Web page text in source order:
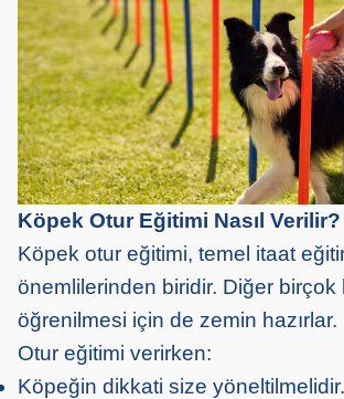
Köpek Otur Eğitimi Nasıl Verilir?
Köpek otur eğitimi, temel itaat
önemlilerinden biridir. Diğer birçok
öğrenilmesi için de zemin hazırlar.
Otur eğitimi verirken:
Köpeğin dikkati size yöneltilmelidir.